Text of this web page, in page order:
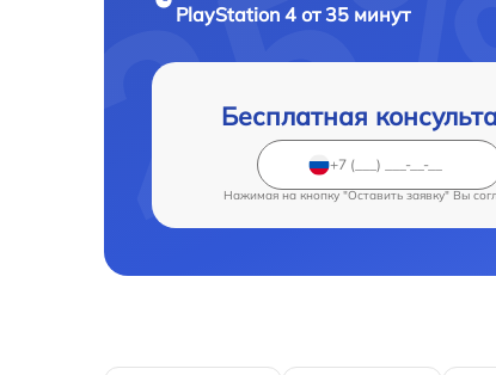
PlayStation 4 от 35 минут
Бесплатная
Нажимая на кнопку "Оставить заявку" Вы